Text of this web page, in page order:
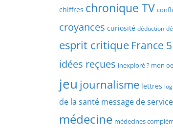
t
y
e
d
a
r
i
h
p
a
d
a
t
e
chiffres chronique TV
croyances curiosité déduction
esprit critique France 5
idées reçues inexploré ? mon
jeu journalisme lettres
de la santé message de service
médecine médecines